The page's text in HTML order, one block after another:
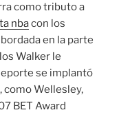
como tributo a
nbacon los
en la parte
Walker le
se implantó
como Wellesley,
BET Award